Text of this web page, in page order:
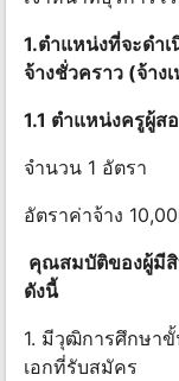
1.ตําแหน่งที่จะดํา
จ้างชั่วคราว (จ้าง
1.1 ตําแหน่งครูผู้ส
จํานวน 1 อัตรา
อัตราค่าจ้าง
คุณสมบัติของผู้มี
ดังนี้
1. มีวุฒิการศึกษา
เอกที่รับสมัคร